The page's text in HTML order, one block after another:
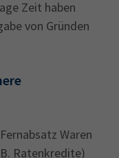
Zeit haben
von Gründen
Waren
Ratenkredite)